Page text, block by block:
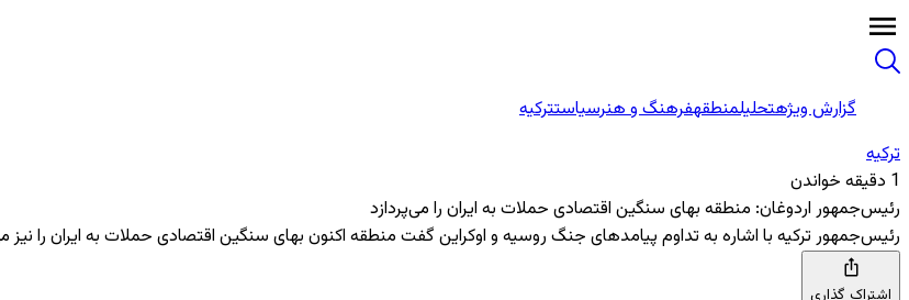
گزارش ویژهتحلیلمنطقهفرهنگ و هنرسیاستترکیه
ترکیه
1 دقیقه خواندن
رئیس‌جمهور اردوغان: منطقه بهای سنگین اقتصادی حملات به ایران را می‌پردازد
رئیس‌جمهور ترکیه با اشاره به تداوم پیامدهای جنگ روسیه و اوکراین گفت منطقه اکنون بهای سنگین اقتصادی حملات به ایران را نیز
اشتراک گذاری